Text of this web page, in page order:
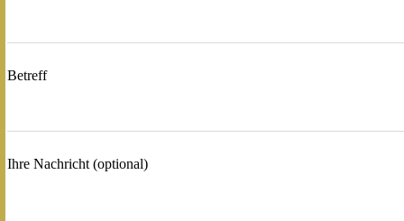
Betreff
Ihre Nachricht (optional)